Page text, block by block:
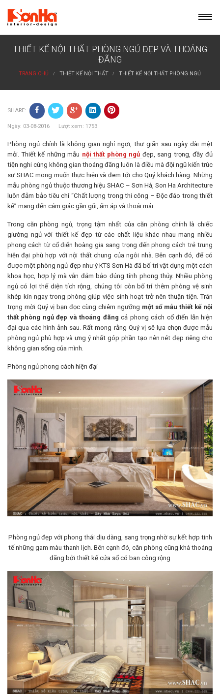
content
THIẾT KẾ NỘI THẤT PHÒNG NGỦ ĐẸP VÀ THOÁNG
ĐÃNG
TRANG CHỦ THIẾT KẾ NỘI THẤT THIẾT KẾ NỘI THẤT PHÒNG NGỦ
SHARE:
Ngày: 03-08-2016 Lượt xem: 1753
Phòng ngủ chính là không gian nghỉ ngơi, thư giãn sau ngày dài mệt
mỏi. Thiết kế những mẫu nội thất phòng ngủ đẹp, sang trọng, đầy đủ
tiện nghi cùng không gian thoáng đãng luôn là điều mà đội ngũ kiến trúc
sư SHAC mong muốn thực hiện và đem tới cho Quý khách hàng. Những
mẫu phòng ngủ thuộc thương hiệu SHAC – Sơn Hà, Son Ha Architecture
luôn đảm bảo tiêu chí “Chất lượng trong thi công – Độc đáo trong thiết
kế” mang đến cảm giác gần gũi, ấm áp và thoải mái.
Trong căn phòng ngủ, trọng tậm nhất của căn phòng chính là chiếc
giường ngủ với thiết kế đẹp từ các chất liệu khác nhau mang nhiều
phong cách từ cổ điển hoàng gia sang trọng đến phong cách trẻ trung
hiện đại phù hợp với nội thất chung của ngôi nhà. Bên cạnh đó, để có
được một phòng ngủ đẹp như ý KTS Sơn Hà đã bố trí vật dụng một cách
khoa học, hợp lý mà vẫn đảm bảo đúng tính phong thủy. Nhiều phòng
ngủ có lợi thế diện tích rộng, chúng tôi còn bố trí thêm phòng vệ sinh
khép kín ngay trong phòng giúp việc sinh hoạt trở nên thuận tiện. Trân
trọng mời Quý vị bạn đọc cùng chiêm ngưỡng một số mẫu thiết kế nội
thất phòng ngủ đẹp và thoáng đãng cả phong cách cổ điển lẫn hiện
đại qua các hình ảnh sau. Rất mong rằng Quý vị sẽ lựa chọn được mẫu
phòng ngủ phù hợp và ưng ý nhất góp phần tạo nên nét đẹp riêng cho
không gian sống của mình.
Phòng ngủ phong cách hiện đại
Phòng ngủ đẹp với phong thái dịu dàng, sang trọng nhờ sự kết hợp tinh
tế những gam màu thanh lịch. Bên cạnh đó, căn phòng cũng khá thoáng
đãng bởi thiết kế cửa sổ có ban công rộng